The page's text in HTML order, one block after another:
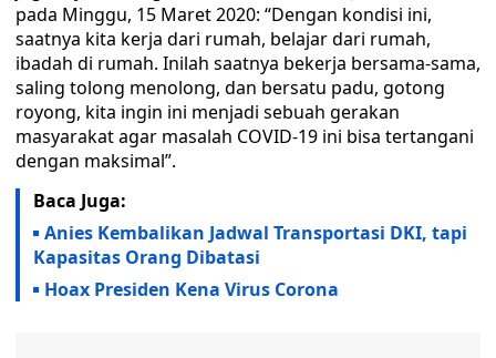
pada Minggu, 15 Maret 2020: “Dengan kondisi ini,
saatnya kita kerja dari rumah, belajar dari rumah,
ibadah di rumah. Inilah saatnya bekerja bersama-sama,
saling tolong menolong, dan bersatu padu, gotong
royong, kita ingin ini menjadi sebuah gerakan
masyarakat agar masalah COVID-19 ini bisa tertangani
dengan maksimal”.
Baca Juga:
Anies Kembalikan Jadwal Transportasi DKI, tapi
Kapasitas Orang Dibatasi
Hoax Presiden Kena Virus Corona